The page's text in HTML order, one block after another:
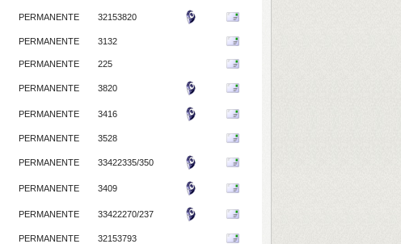
PERMANENTE 32153820
PERMANENTE 3132
PERMANENTE 225
PERMANENTE 3820
PERMANENTE 3416
PERMANENTE 3528
PERMANENTE 33422335/350
PERMANENTE 3409
PERMANENTE 33422270/237
PERMANENTE 32153793